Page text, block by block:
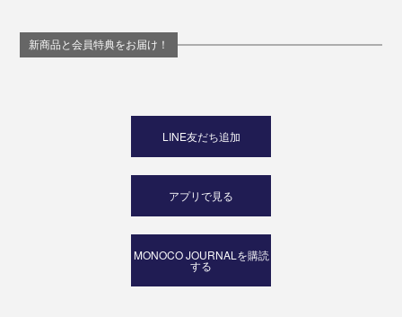
新商品と会員特典をお届け！
LINE友だち追加
アプリで見る
MONOCO JOURNALを購読
する